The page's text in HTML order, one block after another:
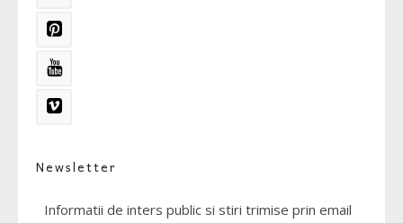
Newsletter
Informatii de inters public si stiri trimise prin email